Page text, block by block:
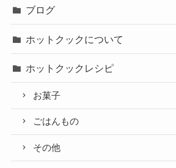
ブログ
ホットクックについて
ホットクックレシピ
お菓子
ごはんもの
その他